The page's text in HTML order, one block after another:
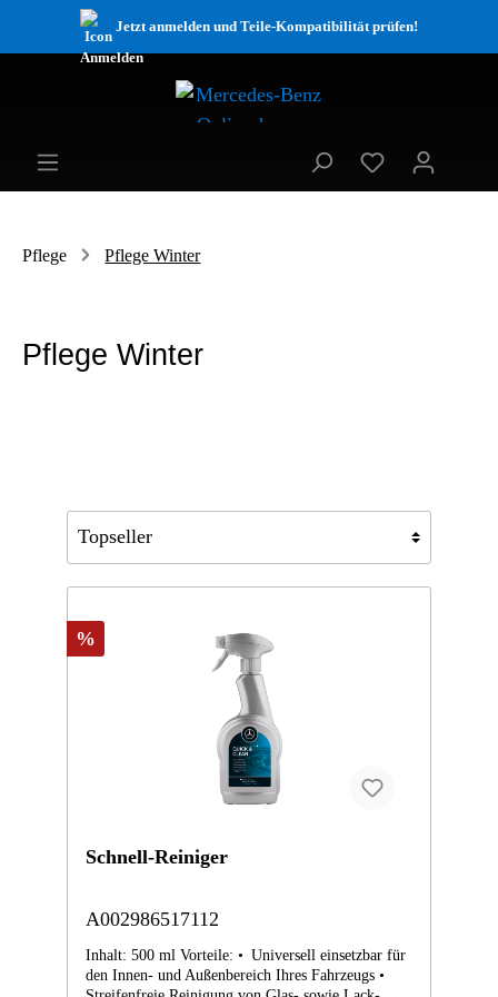
Jetzt anmelden und Teile-Kompatibilität prüfen!
Pflege Pflege Winter
Pflege Winter
%
Schnell-Reiniger
A002986517112
Inhalt: 500 ml Vorteile: • Universell einsetzbar für
den Innen- und Außenbereich Ihres Fahrzeugs •